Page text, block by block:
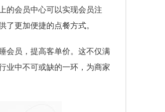
的会员中心可以实现会员注
更加便捷的点餐方式。
会员，提高客单价。这不仅满
业中不可或缺的一环，为商家